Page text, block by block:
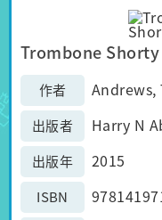
Trombone Shorty
作者 Andrews,
出版者 Harry N
出版年 2015
ISBN